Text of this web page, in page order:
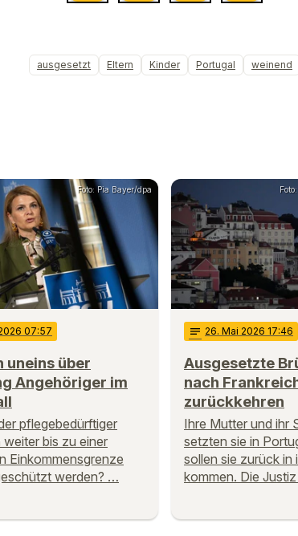
ausgesetzt Eltern Kinder Portugal weinend
Foto: Pia Bayer/dpa
07:57
uneins über
Angehöriger im
pflegebedürftiger
bis zu einer
Einkommensgrenze
werden? …
notes 26. Mai 2026 17:46
Ausgesetzte
nach
zurückkehren
Ihre Mutter und ihr
setzten sie in
sollen sie zurück in
kommen. Die